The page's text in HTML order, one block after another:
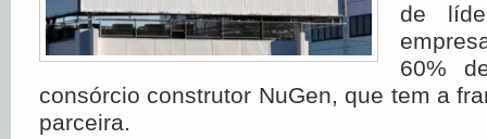
de
60%
consórcio construtor NuGen, que tem a
parceira.